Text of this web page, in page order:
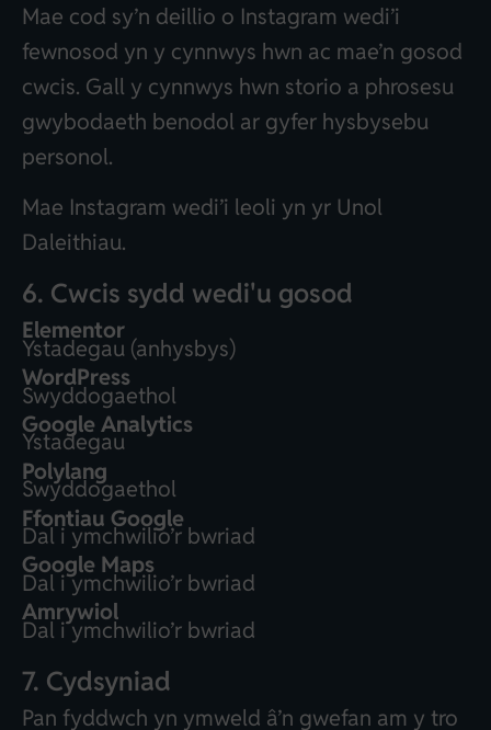
Mae cod sy’n deillio o Instagram wedi’i
fewnosod yn y cynnwys hwn ac mae’n gosod
cwcis. Gall y cynnwys hwn storio a phrosesu
gwybodaeth benodol ar gyfer hysbysebu
personol.
Mae Instagram wedi’i leoli yn yr Unol
Daleithiau.
6. Cwcis sydd wedi'u gosod
Elementor
Ystadegau (anhysbys)
WordPress
Swyddogaethol
Google Analytics
Ystadegau
Polylang
Swyddogaethol
Ffontiau Google
Dal i ymchwilio’r bwriad
Google Maps
Dal i ymchwilio’r bwriad
Amrywiol
Dal i ymchwilio’r bwriad
7. Cydsyniad
Pan fyddwch yn ymweld â’n gwefan am y tro